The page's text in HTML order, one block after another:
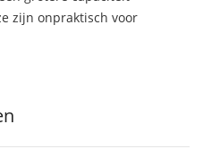
zijn onpraktisch voor